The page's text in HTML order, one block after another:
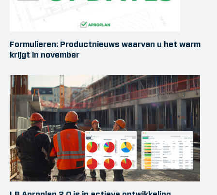
Formulieren: Productnieuws waarvan u het warm
krijgt in november